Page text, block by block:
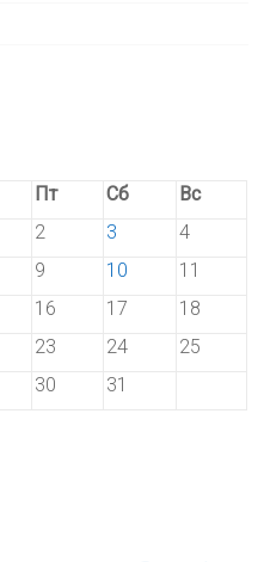
Пт Сб
Вс
2 3
4
9 10
11
16 17
18
23 24
25
30 31